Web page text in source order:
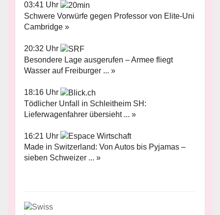
03:41 Uhr
Schwere Vorwürfe gegen Professor von Elite-Uni
Cambridge »
20:32 Uhr
Besondere Lage ausgerufen – Armee fliegt
Wasser auf Freiburger ... »
18:16 Uhr
Tödlicher Unfall in Schleitheim SH:
Lieferwagenfahrer übersieht ... »
16:21 Uhr
Made in Switzerland: Von Autos bis Pyjamas –
sieben Schweizer ... »